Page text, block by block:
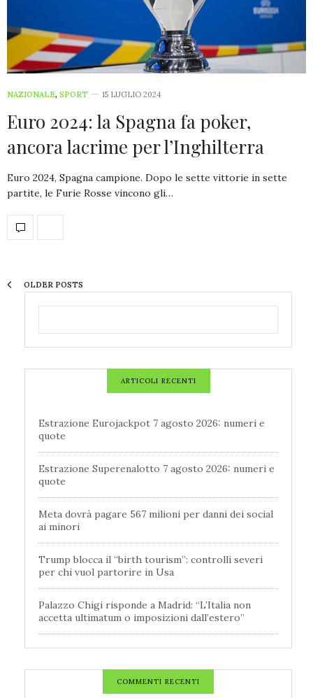
NAZIONALE, SPORT 15 LUGLIO 2024
Euro 2024: la Spagna fa poker,
ancora lacrime per l’Inghilterra
Euro 2024, Spagna campione. Dopo le sette vittorie in sette
partite, le Furie Rosse vincono gli…
OLDER POSTS
ARTICOLI RECENTI
Estrazione Eurojackpot 7 agosto 2026: numeri e
quote
Estrazione Superenalotto 7 agosto 2026: numeri e
quote
Meta dovrà pagare 567 milioni per danni dei social
ai minori
Trump blocca il “birth tourism”: controlli severi
per chi vuol partorire in Usa
Palazzo Chigi risponde a Madrid: “L’Italia non
accetta ultimatum o imposizioni dall’estero”
COMMENTI RECENTI